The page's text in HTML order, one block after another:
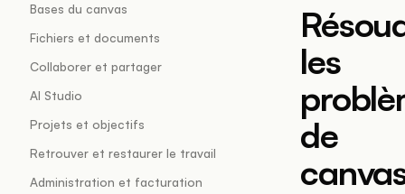
Bases du canvas
Fichiers et documents
Collaborer et partager
AI Studio
Projets et objectifs
Retrouver et restaurer le travail
Administration et facturation
les
de